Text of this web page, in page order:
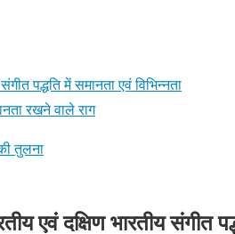
पद्धति में समानता एवं विभिन्नता
रखने वाले राग
तुलना
एवं दक्षिण भारतीय संगीत